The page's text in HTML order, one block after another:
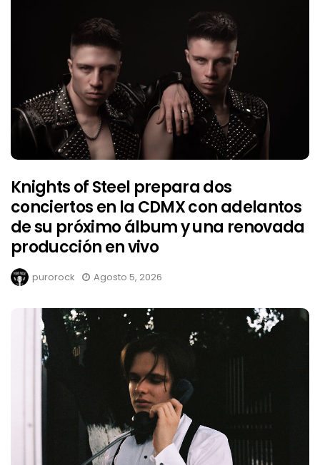
Knights of Steel prepara dos
conciertos en la CDMX con adelantos
de su próximo álbum y una renovada
producción en vivo
purorock Agosto 5, 2026